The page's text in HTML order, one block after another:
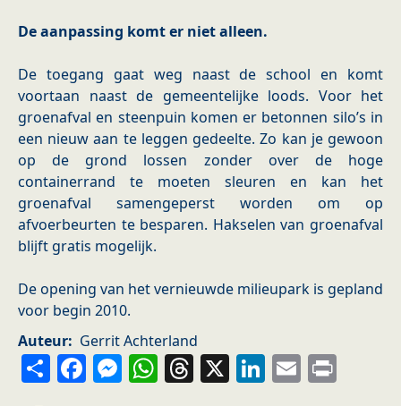
De aanpassing komt er niet alleen.
De toegang gaat weg naast de school en komt
voortaan naast de gemeentelijke loods. Voor het
groenafval en steenpuin komen er betonnen silo’s in
een nieuw aan te leggen gedeelte. Zo kan je gewoon
op de grond lossen zonder over de hoge
containerrand te moeten sleuren en kan het
groenafval samengeperst worden om op
afvoerbeurten te besparen. Hakselen van groenafval
blijft gratis mogelijk.
De opening van het vernieuwde milieupark is gepland
voor begin 2010.
Auteur
Gerrit Achterland
ShareFacebook
Messenger
WhatsApp
Threads
X LinkedIn
Email